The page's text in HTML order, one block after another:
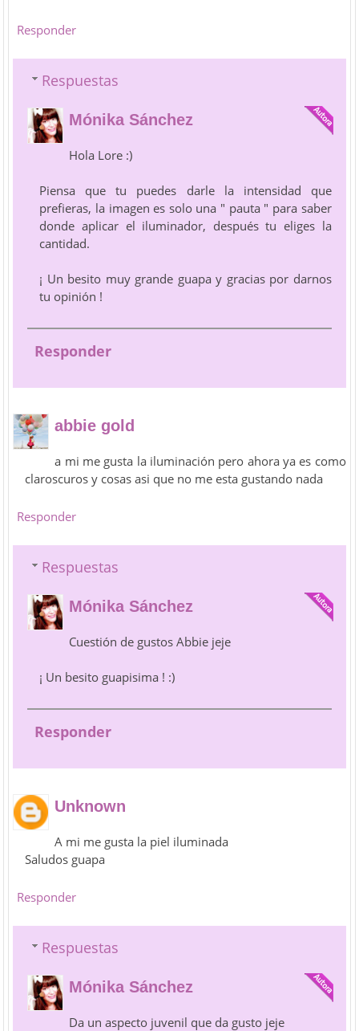
Responder
Respuestas
Mónika Sánchez
Hola Lore :)
Piensa que tu puedes darle la intensidad que
prefieras, la imagen es solo una " pauta " para saber
donde aplicar el iluminador, después tu eliges la
cantidad.
¡ Un besito muy grande guapa y gracias por darnos
tu opinión !
Responder
abbie gold
a mi me gusta la iluminación pero ahora ya es como
claroscuros y cosas asi que no me esta gustando nada
Responder
Respuestas
Mónika Sánchez
Cuestión de gustos Abbie jeje
¡ Un besito guapisima ! :)
Responder
Unknown
A mi me gusta la piel iluminada
Saludos guapa
Responder
Respuestas
Mónika Sánchez
Da un aspecto juvenil que da gusto jeje